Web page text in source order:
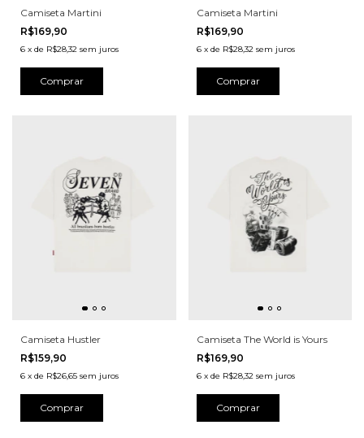
Camiseta Martini
R$169,90
6 x de R$28,32 sem juros
Comprar
Camiseta Martini
R$169,90
6 x de R$28,32 sem juros
Comprar
Camiseta Hustler
R$159,90
6 x de R$26,65 sem juros
Comprar
Camiseta The World is Yours
R$169,90
6 x de R$28,32 sem juros
Comprar